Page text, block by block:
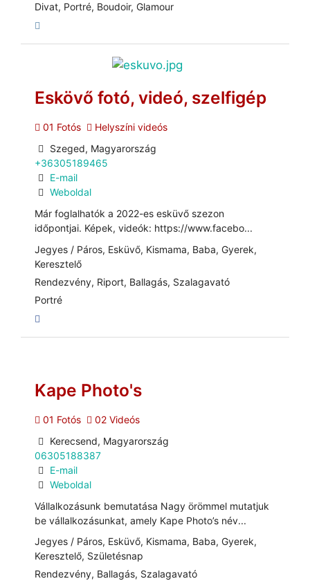
Divat, Portré, Boudoir, Glamour
Eskövő fotó, videó, szelfigép
01 Fotós
Helyszíni videós
Szeged, Magyarország
+36305189465
E-mail
Weboldal
Már foglalhatók a 2022-es esküvő szezon
időpontjai. Képek, videók: https://www.facebo...
Jegyes / Páros, Esküvő, Kismama, Baba, Gyerek,
Keresztelő
Rendezvény, Riport, Ballagás, Szalagavató
Portré
Kape Photo's
01 Fotós
02 Videós
Kerecsend, Magyarország
06305188387
E-mail
Weboldal
Vállalkozásunk bemutatása Nagy örömmel mutatjuk
be vállalkozásunkat, amely Kape Photo’s név...
Jegyes / Páros, Esküvő, Kismama, Baba, Gyerek,
Keresztelő, Születésnap
Rendezvény, Ballagás, Szalagavató